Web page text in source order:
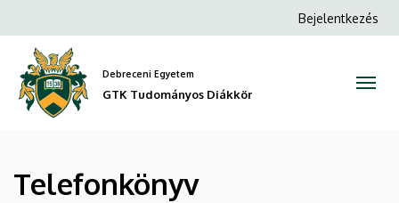
GTK
Tudományos
Diákkör
a
tartalomra
Anonim
Bejelentkezés
Debreceni Egyetem
GTK Tudományos Diákkör
Telefonkönyv